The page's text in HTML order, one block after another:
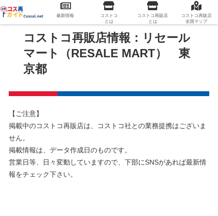
コストコ再販店情報：リセール
マート（RESALE MART） 東
京都
【ご注意】
掲載中のコストコ再販店は、コストコ社との業務提携はございま
せん。
掲載情報は、データ作成日のものです。
営業日等、日々変動していますので、下部にSNSがあれば最新情
報をチェック下さい。
最新情報
コストコ
とは
コストコ再販店
とは
コストコ再販店
全国マップ